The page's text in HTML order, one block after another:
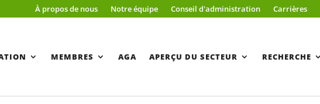
À propos de nous Notre équipe Conseil d'administration Carrières
MEMBRES AGA APERÇU DU SECTEUR RECHERCHE